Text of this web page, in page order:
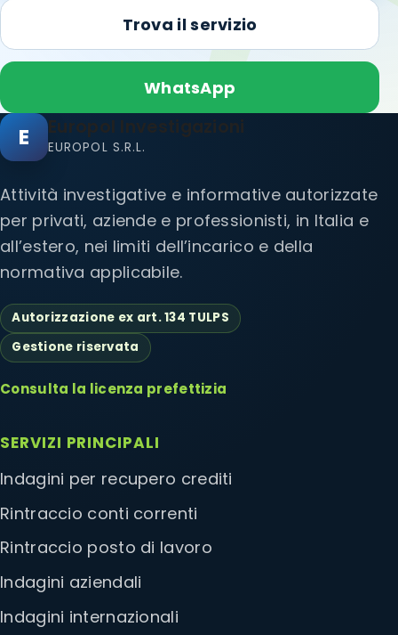
Trova il servizio
WhatsApp
E Europol Investigazioni
EUROPOL S.R.L.
Attività investigative e informative autorizzate
per privati, aziende e professionisti, in Italia e
all’estero, nei limiti dell’incarico e della
normativa applicabile.
Autorizzazione ex art. 134 TULPS
Gestione riservata
Consulta la licenza prefettizia
SERVIZI PRINCIPALI
Indagini per recupero crediti
Rintraccio conti correnti
Rintraccio posto di lavoro
Indagini aziendali
Indagini internazionali